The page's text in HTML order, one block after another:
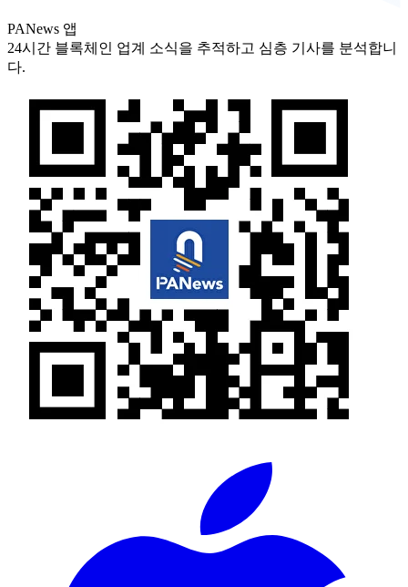
PANews 앱
24시간 블록체인 업계 소식을 추적하고 심층 기사를 분석합니
다.